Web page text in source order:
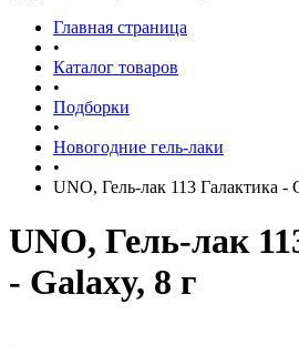
Главная страница
•
Каталог товаров
•
Подборки
•
Новогодние гель-лаки
•
UNO, Гель-лак 113 Галактика -
UNO, Гель-лак
- Galaxy, 8 г